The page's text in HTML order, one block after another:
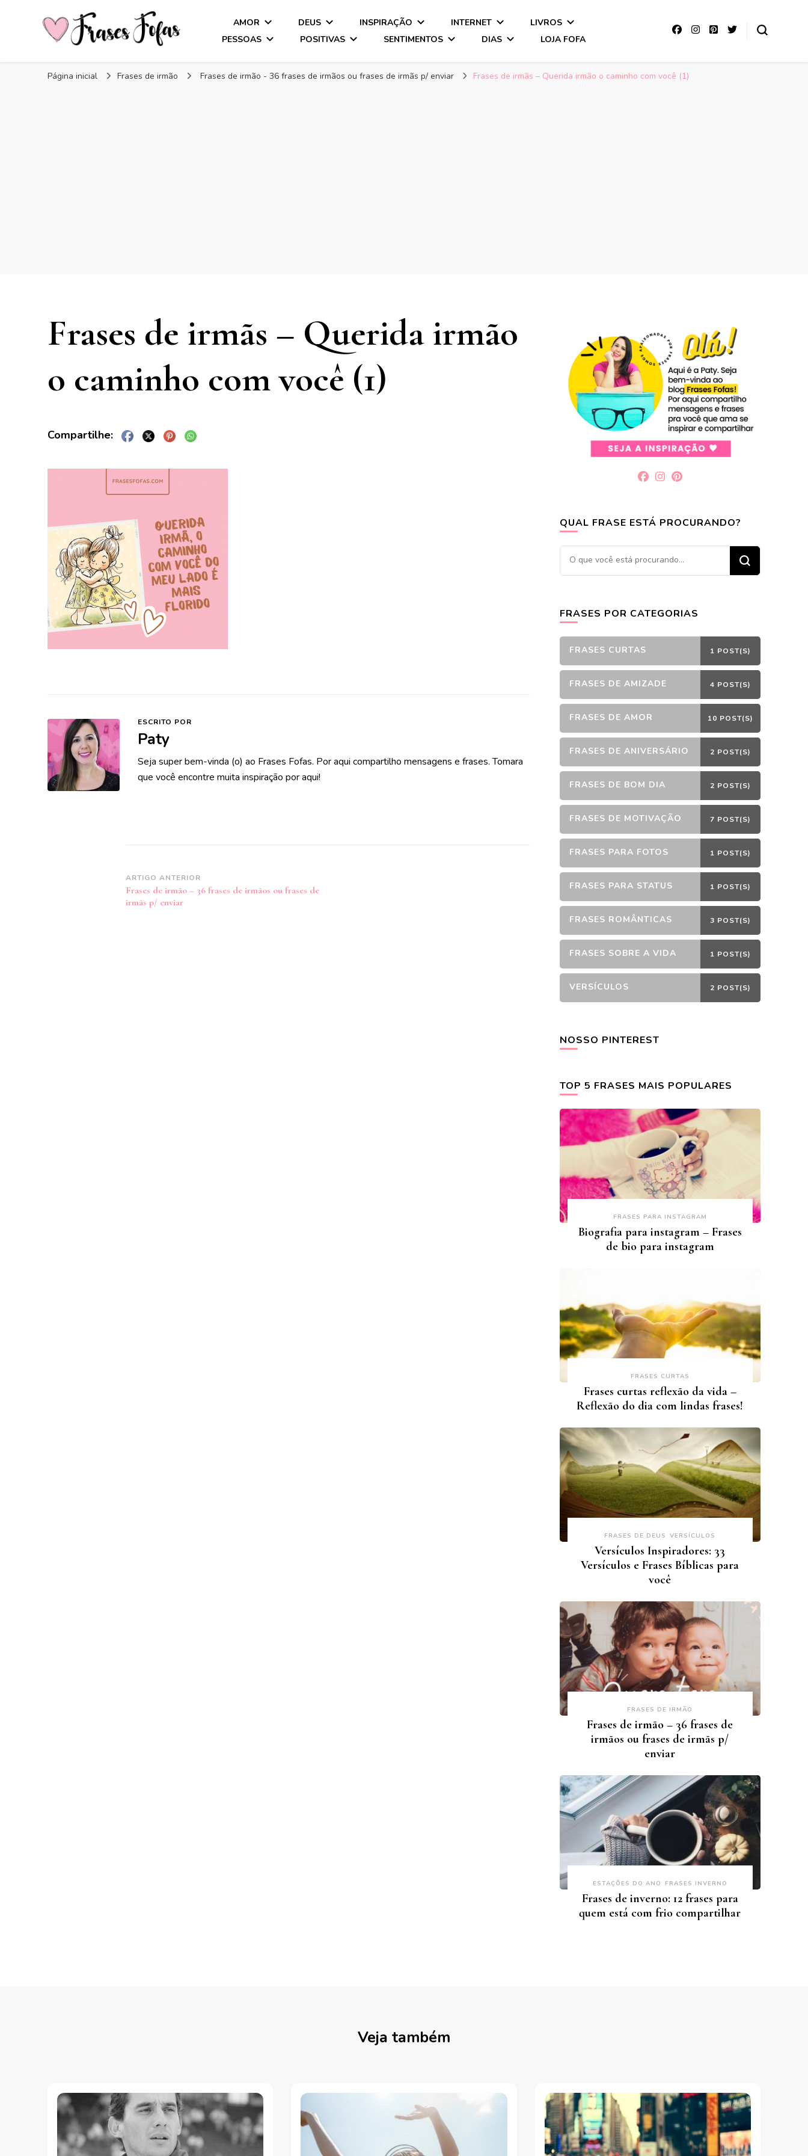
Frases Fofas
AMOR DEUS INSPIRAÇÃO INTERNET
LIVROS
PESSOAS
POSITIVAS SENTIMENTOS DIAS LOJA FOFA
Página inicial Frases de irmão Frases de irmão - 36 frases de irmãos ou frases de irmãs p/ enviar Frases de irmãs – Querida irmão o caminho com você (1)
Frases de irmãs – Querida irmão
o caminho com você (1)
ESCRITO POR
Paty
Seja super bem-vinda (o) ao Frases Fofas. Por aqui compartilho mensagens e frases. Tomara
que você encontre muita inspiração por aqui!
Navegação
de
post
ARTIGO ANTERIOR
Frases de irmão – 36 frases de irmãos ou frases de
irmãs p/ enviar
QUAL FRASE ESTÁ PROCURANDO?
Procurando
algo?
FRASES POR CATEGORIAS
FRASES CURTAS 1 POST(S)
FRASES DE AMIZADE 4 POST(S)
FRASES DE AMOR 10 POST(S)
FRASES DE ANIVERSÁRIO 2 POST(S)
FRASES DE BOM DIA 2 POST(S)
FRASES DE MOTIVAÇÃO 7 POST(S)
FRASES PARA FOTOS 1 POST(S)
FRASES PARA STATUS 1 POST(S)
FRASES ROMÂNTICAS 3 POST(S)
FRASES SOBRE A VIDA 1 POST(S)
VERSÍCULOS 2 POST(S)
NOSSO PINTEREST
TOP 5 FRASES MAIS POPULARES
FRASES PARA INSTAGRAM
Biografia para instagram – Frases
de bio para instagram
FRASES CURTAS
Frases curtas reflexão da vida –
Reflexão do dia com lindas frases!
FRASES DE DEUS VERSÍCULOS
Versículos Inspiradores: 33
Versículos e Frases Bíblicas para
você
FRASES DE IRMÃO
Frases de irmão – 36 frases de
irmãos ou frases de irmãs p/
enviar
ESTAÇÕES DO ANO FRASES INVERNO
Frases de inverno: 12 frases para
quem está com frio compartilhar
Veja também